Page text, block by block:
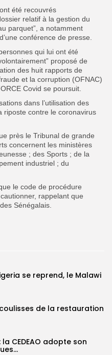
été recouvrés
relatif à la gestion du
parquet”, a notamment
conférence de presse.
qui lui ont été
proposé de
des huit rapports de
et la corruption (OFNAC)
Covid se poursuit.
dans l’utilisation des
riposte contre le coronavirus
près le Tribunal de grande
concernent les ministères
; des Sports ; de la
industriel ; du
le code de procédure
rappelant que
Sénégalais.
se reprend, le Malawi
de la restauration
CEDEAO adopte son